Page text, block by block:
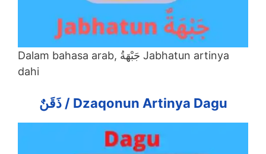
Dalam bahasa arab, جَبْهَةُ Jabhatun artinya
dahi
ذَقَنٌ/ Dzaqonun Artinya Dagu